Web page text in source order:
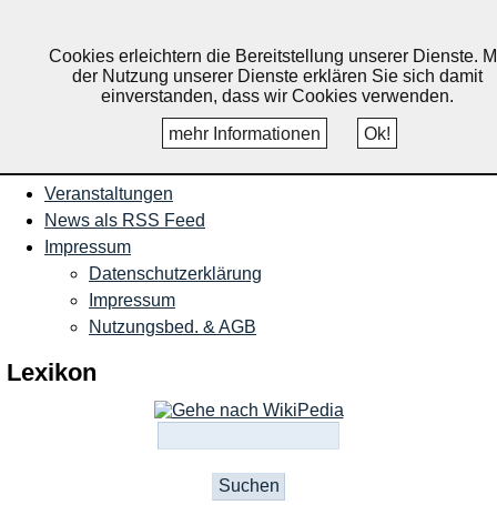
Ruppichteroth, Schönenberg,
Winterscheid
Veranstaltungen
News als RSS Feed
Impressum
Datenschutzerklärung
Impressum
Nutzungsbed. & AGB
Lexikon
Cookies erleichtern die Bereitstellung unserer Dienste.
der Nutzung unserer Dienste erklären Sie sich damit
einverstanden, dass wir Cookies verwenden.
mehr Informationen
Ok!